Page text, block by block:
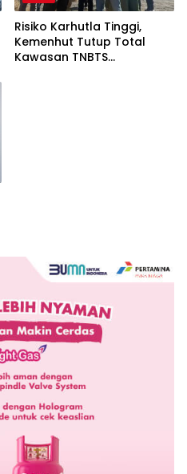
Risiko Karhutla Tinggi,
Kemenhut Tutup Total
Kawasan TNBTS